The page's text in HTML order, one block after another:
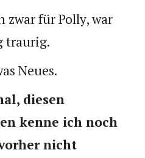
zwar für Polly, war
traurig.
Neues.
diesen
kenne ich noch
nicht